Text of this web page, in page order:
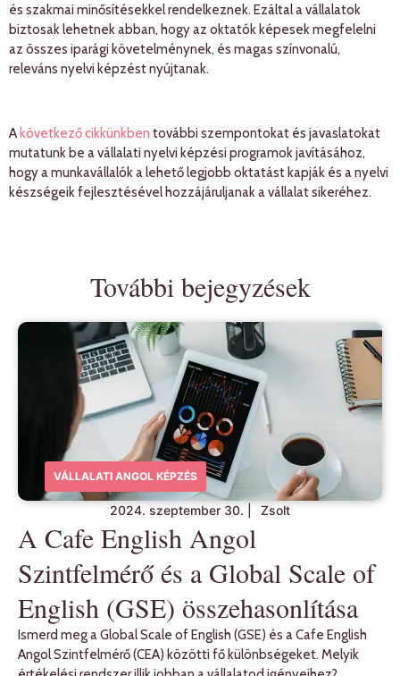
és szakmai minősítésekkel rendelkeznek. Ezáltal a vállalatok
biztosak lehetnek abban, hogy az oktatók képesek megfelelni
az összes iparági követelménynek, és magas színvonalú,
releváns nyelvi képzést nyújtanak.
A következő cikkünkben további szempontokat és javaslatokat
mutatunk be a vállalati nyelvi képzési programok javításához,
hogy a munkavállalók a lehető legjobb oktatást kapják és a nyelvi
készségeik fejlesztésével hozzájáruljanak a vállalat sikeréhez.
További bejegyzések
VÁLLALATI ANGOL KÉPZÉS
2024. szeptember 30. Zsolt
A Cafe English Angol
Szintfelmérő és a Global Scale of
English (GSE) összehasonlítása
Ismerd meg a Global Scale of English (GSE) és a Cafe English
Angol Szintfelmérő (CEA) közötti fő különbségeket. Melyik